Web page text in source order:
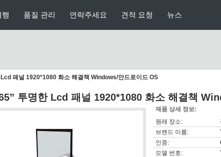
품질 관리 연락주세요 견적 요청 뉴스
패널 1920*1080 화소 해결책 Windows/안드로이드 OS
투명한 Lcd 패널 1920*1080 화소 해결책
제품 상세 정보:
원래 장소:
브랜드 이름:
인증:
모델 번호: